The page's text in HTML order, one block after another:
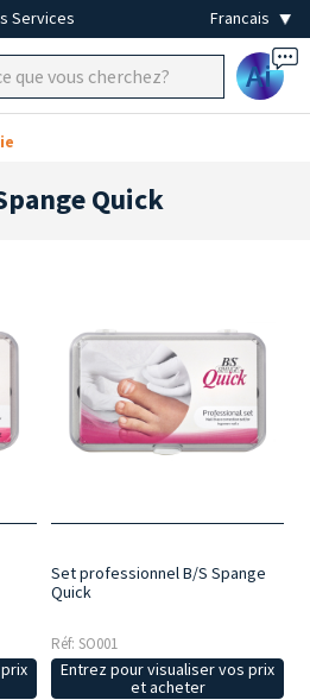
Services
Ai
Quick
Set professionnel B/S Spange
Quick
Réf: SO001
Entrez pour visualiser vos prix
et acheter